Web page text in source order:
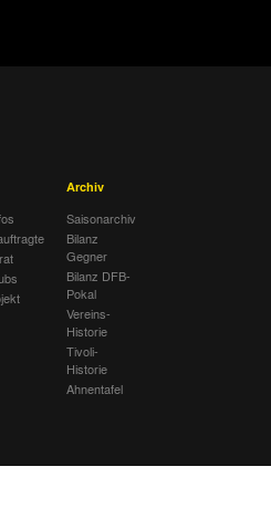
Archiv
Saisonarchiv
Bilanz
Gegner
Bilanz DFB-
Pokal
Vereins-
Historie
Tivoli-
Historie
Ahnentafel